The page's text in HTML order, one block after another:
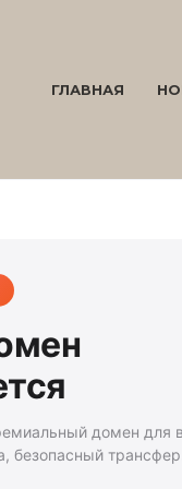
ГЛАВНАЯ
домен для
безопасный